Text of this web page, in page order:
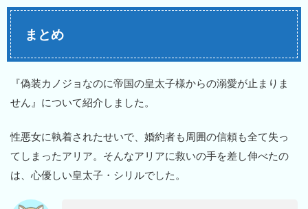
まとめ
『偽装カノジョなのに帝国の皇太子様からの溺愛が止まりま
せん』について紹介しました。
性悪女に執着されたせいで、婚約者も周囲の信頼も全て失っ
てしまったアリア。そんなアリアに救いの手を差し伸べたの
は、心優しい皇太子・シリルでした。